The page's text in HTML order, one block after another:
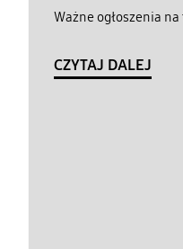
Ważne ogłoszenia
CZYTAJ DALEJ